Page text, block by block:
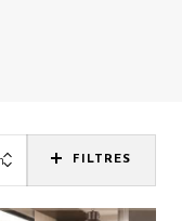
FILTRES